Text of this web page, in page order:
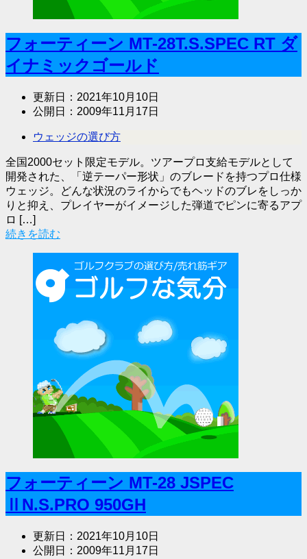
フォーティーン MT-28T.S.SPEC RT ダ
イナミックゴールド
更新日： 2021年10月10日
公開日： 2009年11月17日
ウェッジの選び方
全国2000セット限定モデル。ツアープロ支給モデルとして
開発された、「逆テーパー形状」のブレードを持つプロ仕様
ウェッジ。どんな状況のライからでもヘッドのブレをしっか
りと抑え、プレイヤーがイメージした弾道でピンに寄るアプ
ロ […]
続きを読む
フォーティーン MT-28 JSPEC
ⅡN.S.PRO 950GH
更新日： 2021年10月10日
公開日： 2009年11月17日